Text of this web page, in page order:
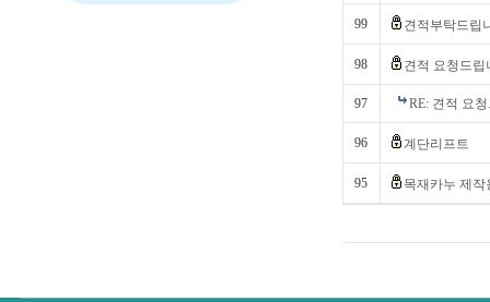
99 견적부탁드립
98 견적 요청드립
97 RE: 견적 요
96 계단리프트
95 목재카누 제